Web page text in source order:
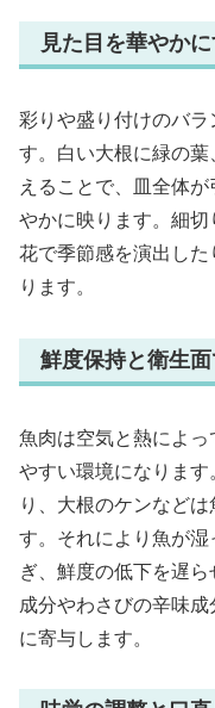
見た目を華やか
彩りや盛り付けのバラ
す。白い大根に緑の
えることで、皿全体
やかに映ります。細
花で季節感を演出した
ります。
鮮度保持と衛生
魚肉は空気と熱によ
やすい環境になりま
り、大根のケンなど
す。それにより魚が
ぎ、鮮度の低下を遅
成分やわさびの辛味
に寄与します。